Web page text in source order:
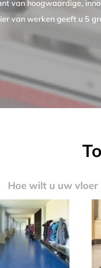
van hoogwaardige,
van werken geeft u
Hoe wilt u uw vloer